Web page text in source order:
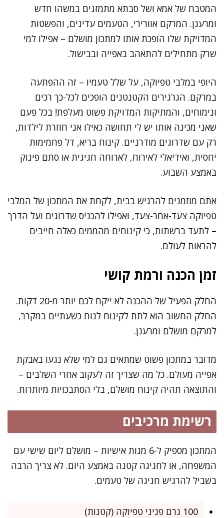
המטבח של אמא ושל סבתא מתמזגים במשהו חדש
ומרענן. המרקם אוורירי, הטעמים עדינים, והפשטות
המדויקת שלו הופכת אותו למתכון מושלם – אפילו למי
שרק מתחילים להתאהב באפייה ובבישול.
היופי במלבי טפיוקה, על שלל טעמיו – זה ההפתעה
במרקם. הגרגירים הקטנטנים הופכים לכל-כך רכים
ונימוחים, והמתיקות המדויקת פשוט מעלפת! בכל פעם
שאני מכינה אותו יש לי תחושה כאילו אני חוזרת לילדות,
רק עם שדרוגים מודרניים. קינוח בריא, דל פחמימות
יחסית, ואידיאלי לאירוח, לארוחה חגיגית או סתם פינוק
באמצע השבוע.
אתם מוזמנים להרגיש בבית, לקחת את המתכון של המלבי
טפיוקה צעד-אחר-צעד, ואפילו להכניס שדרוגים ועל הדרך
– לתעד ברשתות, כי קינוחים מהממים כאלה חייבים
להראות לעולם.
זמן הכנה ורמת קושי
החלק הפעיל של ההכנה לא ייקח לכם יותר מ-20 דקות.
החלק החשוב הוא לתת לקינוח לנוח כשעתיים במקרר,
למרקם מושלם ומרענן.
מדובר במתכון פשוט שמתאים גם למי שלא נגעו באבקת
אפייה מעולם. כל מה שצריך זה לעקוב אחרי השלבים –
והתוצאה תהיה קינוח מושלם, בלי הסתבכויות מיותרות.
רשימת מרכיבים
המתכון מספיק ל-6 מנות אישיות – מושלם ליום שישי עם
המשפחה, או לחגיגה קטנה באמצע היום. לא צריך הרבה
בשביל להרגיש חגיגה של טעמים.
100 גרם פניני טפיוקה (קטנות)